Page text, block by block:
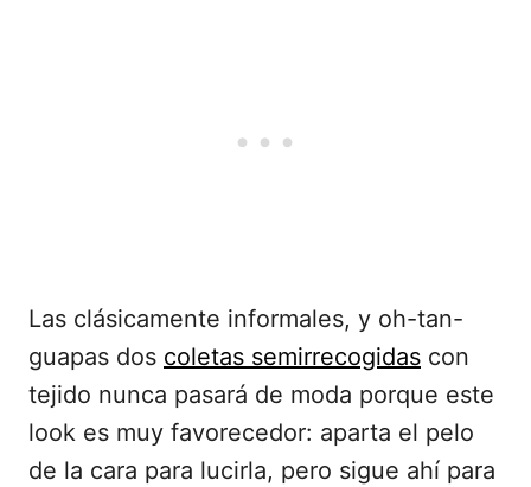
Las clásicamente informales, y oh-tan-
guapas dos coletas semirrecogidas con
tejido nunca pasará de moda porque este
look es muy favorecedor: aparta el pelo
de la cara para lucirla, pero sigue ahí para